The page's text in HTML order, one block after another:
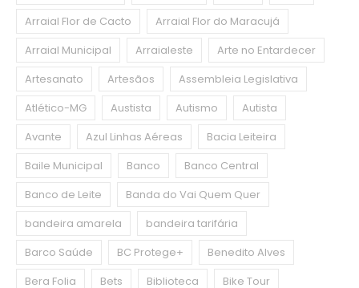
Arraial Flor de Cacto
Arraial Flor do Maracujá
Arraial Municipal
Arraialeste
Arte no Entardecer
Artesanato
Artesãos
Assembleia Legislativa
Atlético-MG
Austista Autismo
Autista
Avante
Azul Linhas Aéreas
Bacia Leiteira
Baile Municipal
Banco
Banco Central
Banco de Leite
Banda do Vai Quem Quer
bandeira amarela
bandeira tarifária
Barco Saúde
BC Protege+
Benedito Alves
Bera Folia
Bets Biblioteca Bike Tour